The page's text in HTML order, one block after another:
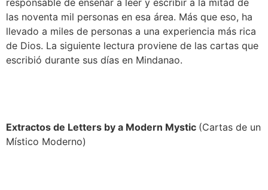
las noventa mil personas en esa área. Más que eso, ha
llevado a miles de personas a una experiencia más rica
de Dios. La siguiente lectura proviene de las cartas que
escribió durante sus días en Mindanao.
Extractos de Letters by a Modern Mystic (Cartas de un
Místico Moderno)